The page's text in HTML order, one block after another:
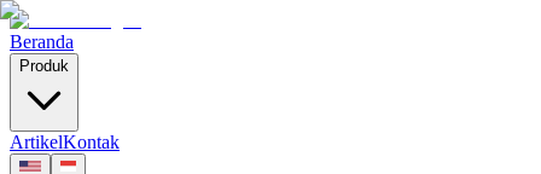
Beranda
Produk
ArtikelKontak